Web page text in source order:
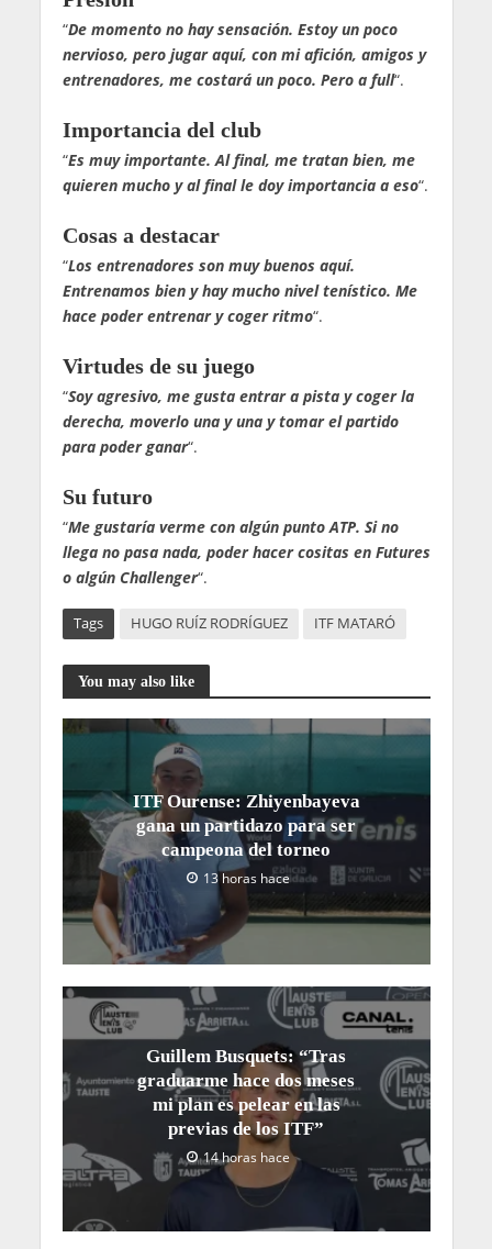
“De momento no hay sensación. Estoy un poco
nervioso, pero jugar aquí, con mi afición, amigos y
entrenadores, me costará un poco. Pero a full“.
Importancia del club
“Es muy importante. Al final, me tratan bien, me
quieren mucho y al final le doy importancia a eso“.
Cosas a destacar
“Los entrenadores son muy buenos aquí.
Entrenamos bien y hay mucho nivel tenístico. Me
hace poder entrenar y coger ritmo“.
Virtudes de su juego
“Soy agresivo, me gusta entrar a pista y coger la
derecha, moverlo una y una y tomar el partido
para poder ganar“.
Su futuro
“Me gustaría verme con algún punto ATP. Si no
llega no pasa nada, poder hacer cositas en Futures
o algún Challenger“.
Tags HUGO RUÍZ RODRÍGUEZ ITF MATARÓ
You may also like
ITF Ourense: Zhiyenbayeva
gana un partidazo para ser
campeona del torneo
13 horas hace
Guillem Busquets: “Tras
graduarme hace dos meses
mi plan es pelear en las
previas de los ITF”
14 horas hace